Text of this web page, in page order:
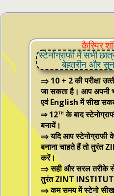
कैरियर
स्टेनोग्राफी में सभी
बेहतरीन और
⇒ 10 + 2 की परीक्षा
जा सकता है। आप अपनी
एवं English में सीख
⇒ 12th के बाद
बनायें।
⇒ यदि आप स्‍टेनोग्राफी के
बनाना चाहते हैं तो तुरंत
करें।
⇒ सही और सरल तरीके से
तुरंत ZINT
⇒ कम समय में स्‍टेनो